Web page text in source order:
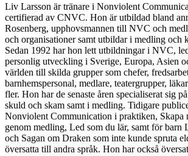
Liv Larsson är tränare i Nonviolent
certifierad av CNVC. Hon är utbildad bland
Rosenberg, upphovsmannen till NVC och
och organisationer samt utbildar i medling och
Sedan 1992 har hon lett utbildningar i NVC,
personlig utveckling i Sverige, Europa, Asien
världen till skilda grupper som chefer,
barnhemspersonal, medlare, teatergrupper,
fler. Hon har de senaste åren specialiserat sig
skuld och skam samt i medling. Tidigare
Nonviolent Communication i praktiken, Skapa
genom medling, Led som du lär, samt för barn
och Sagan om Draken som inte kunde spruta
översatta till andra språk. Hon har också